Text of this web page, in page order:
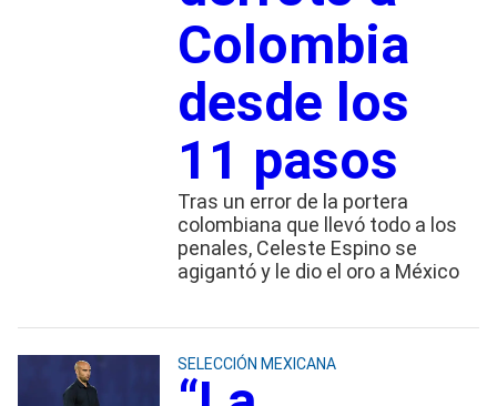
Colombia
desde los
11 pasos
Tras un error de la portera
colombiana que llevó todo a los
penales, Celeste Espino se
agigantó y le dio el oro a México
SELECCIÓN MEXICANA